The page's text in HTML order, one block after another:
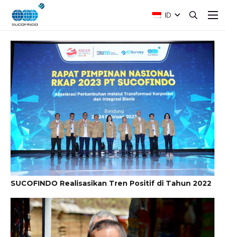
ID
SUCOFINDO Realisasikan Tren Positif di Tahun 2022